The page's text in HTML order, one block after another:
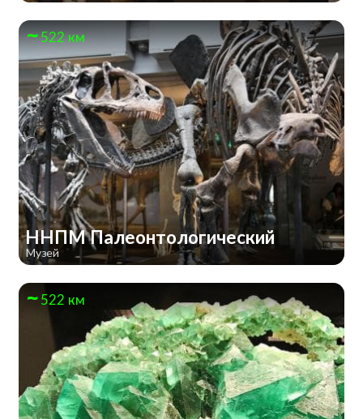
522 км
ННПМ Палеонтологический
Музей
522 км